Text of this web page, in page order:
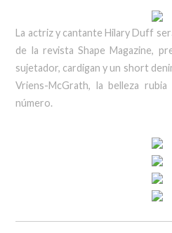
La actriz y cantante Hilary Duff
de la revista Shape Magazine,
sujetador, cardigan y un short
Vriens-McGrath, la belleza
número.